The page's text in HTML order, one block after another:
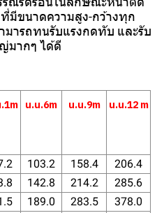
มีขนาดความสูง-กว้างทุก
มารถทนรับแรงกดทับ และรับ
มากๆ ได้ดี
น.น.6m น.น.9m น.น.12 m
103.2 158.4
206.4
142.8 214.2
285.6
189.0 283.5
378.0